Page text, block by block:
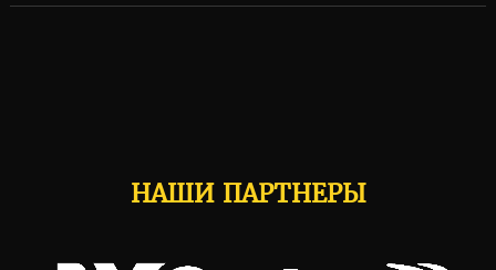
НАШИ ПАРТНЕРЫ